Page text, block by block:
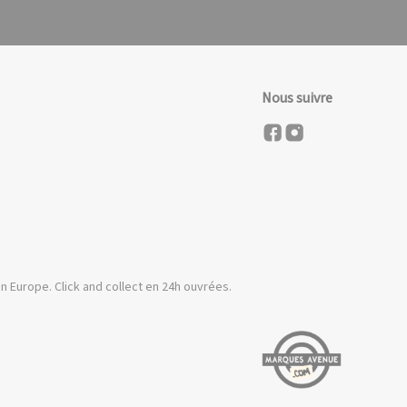
Click and collect en 24h ouvrées.
Nous suivre